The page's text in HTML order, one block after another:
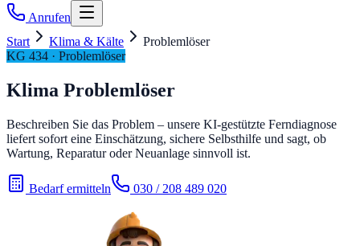
Anrufen
Start
Klima & Kälte
Problemlöser
KG 434 · Problemlöser
Klima Problemlöser
Beschreiben Sie das Problem – unsere KI-gestützte Ferndiagnose
liefert sofort eine Einschätzung, sichere Selbsthilfe und sagt, ob
Wartung, Reparatur oder Neuanlage sinnvoll ist.
Bedarf ermitteln 030 / 208 489 020